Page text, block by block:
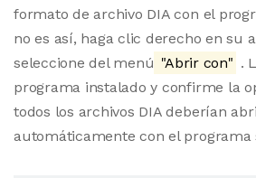
formato de archivo DIA con el
no es así, haga clic derecho en su
seleccione del menú "Abrir con" .
programa instalado y confirme la
todos los archivos DIA deberían
automáticamente con el programa